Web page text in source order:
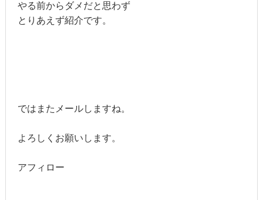
やる前からダメだと思わず
とりあえず紹介です。
ではまたメールしますね。
よろしくお願いします。
アフィロー